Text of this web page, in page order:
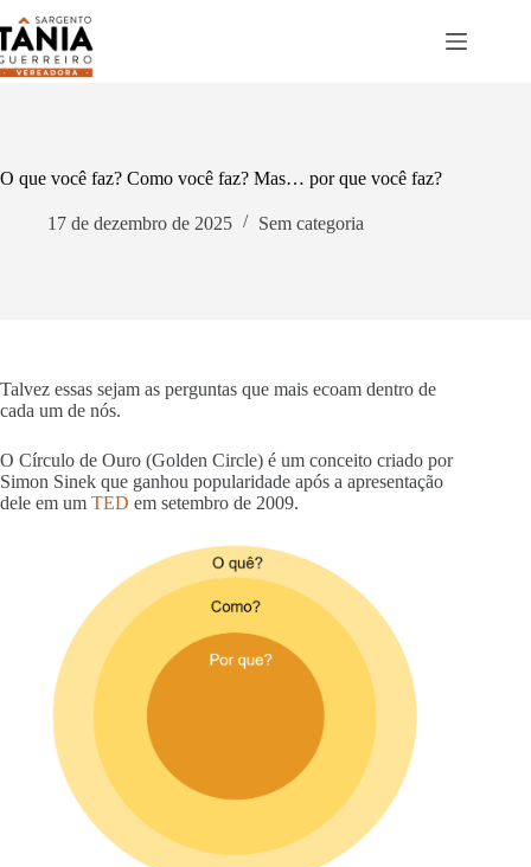
para
o
conteúdo
O que você faz? Como você faz? Mas… por que você faz?
17 de dezembro de 2025 Sem categoria
Talvez essas sejam as perguntas que mais ecoam dentro de
cada um de nós.
O Círculo de Ouro (Golden Circle) é um conceito criado por
Simon Sinek que ganhou popularidade após a apresentação
dele em um TED em setembro de 2009.